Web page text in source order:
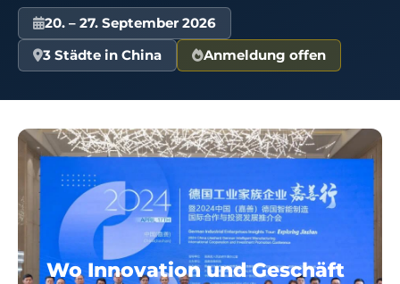
20. – 27. September 2026
3 Städte in China
Anmeldung offen
Wo Innovation und Geschäft